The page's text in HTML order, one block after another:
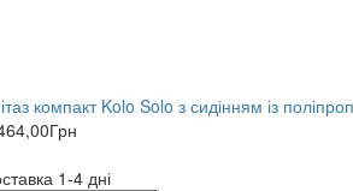
компакт Kolo Solo з сидінням із
Грн
1-4 дні